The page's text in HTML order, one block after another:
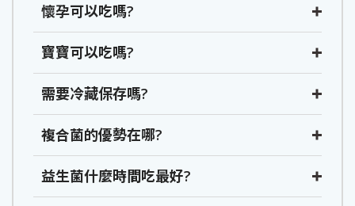
懷孕可以吃嗎?
寶寶可以吃嗎?
需要冷藏保存嗎?
複合菌的優勢在哪?
益生菌什麼時間吃最好?